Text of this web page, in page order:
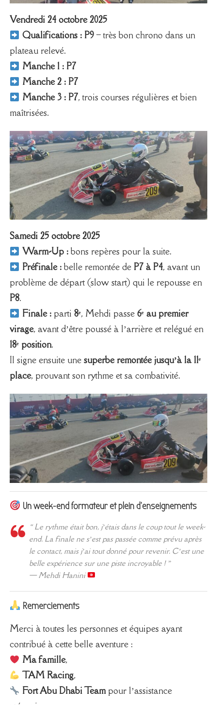
Vendredi 24 octobre 2025
Qualifications : P9– très bon chrono dans un
plateau relevé.
Manche 1 : P7
Manche 2 : P7
Manche 3 : P7, trois courses régulières et bien
maîtrisées.
Samedi 25 octobre 2025
Warm-Up :bons repères pour la suite.
Préfinale :belle remontée de P7 à P4, avant un
problème de départ (slow start) qui le repousse en
P8.
Finale :parti 8ᵉ, Mehdi passe 6ᵉ au premier
virage, avant d’être poussé à l’arrière et relégué en
18ᵉ position.
Il signe ensuite une superbe remontée jusqu’à la 11ᵉ
place, prouvant son rythme et sa combativité.
Un week-end formateur et plein d’enseignements
« Le rythme était bon, j’étais dans le coup tout le week-
end. La finale ne s’est pas passée comme prévu après
le contact, mais j’ai tout donné pour revenir. C’est une
belle expérience sur une piste incroyable ! »
— Mehdi Hanini
Remerciements
Merci à toutes les personnes et équipes ayant
contribué à cette belle aventure :
Ma famille,
TAM Racing,
Fort Abu Dhabi Teampour l’assistance